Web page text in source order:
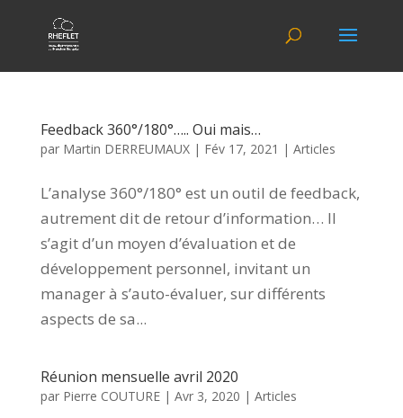
Feedback 360°/180°….. Oui mais…
par Martin DERREUMAUX| Fév 17, 2021 | Articles
L’analyse 360°/180° est un outil de feedback,
autrement dit de retour d’information… Il
s’agit d’un moyen d’évaluation et de
développement personnel, invitant un
manager à s’auto-évaluer, sur différents
aspects de sa...
Réunion mensuelle avril 2020
par Pierre COUTURE| Avr 3, 2020 | Articles